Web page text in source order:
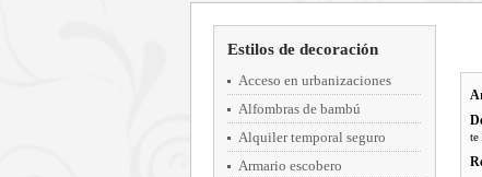
Estilos de decoración
Acceso en urbanizaciones
Alfombras de bambú
Alquiler temporal seguro
Armario escobero
te